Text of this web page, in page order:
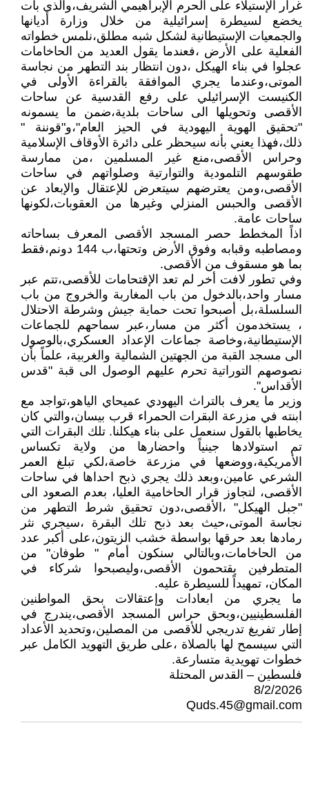
غرار الإستيلاء على الحرم الإبراهيمي الشريف،والذي بات
يخضع لسيطرة إسرائيلية من خلال وزارة أديانها
والجمعيات الإستيطانية لشكل شبه مطلق،نلمس خطواته
الفعلية على الأرض ،فعندما يقول العديد من الحاخامات
عجلوا في بناء الهيكل ،دون انتظار بند التطهر من نجاسة
الموتى،وعندما يجري الموافقة بالقراءة الأولى في
الكنيست الإسرائيلي على رفع القدسية عن ساحات
الأقصى وتحويلها الى ساحات بلدية،ضمن ما يسمونه
"تحقيق الهوية اليهودية في الحيز العام"،و"قوننة "
ذلك،فهذا يعني بأنه سيحظر على دائرة الأوقاف الإسلامية
وحراس الأقصى،منع غير المسلمين ،من ممارسة
طقوسهم التلمودية والتوارتية وصلواتهم في ساحات
الأقصى،ومن يعترضهم سيتعرض للإعتقال والإبعاد عن
الأقصى والحبس المنزلي وغيرها من العقوبات،لكونها
ساحات عامة.
اذاً المخطط حصر المسجد الأقصى المعرف بساحاته
ومصاطبه وقبابه وفوق الأرض وتحتها،ب 144 دونم،فقط
بما هو مسقوف من الأقصى.
وفي تطور لافت أخر لم تعد الإقتحامات للأقصى،تتم عبر
مسار واحد،بالدخول من باب المغاربة والخروج من باب
السلسلة،بل أصبحوا تحت حماية جيش وشرطة الاحتلال
، يستخدمون أكثر من مسار،عبر سماحهم للجماعات
الإستيطانية،وخاصة جماعات الإعداد العسكري،بالوصول
الى مسجد القبة من الجهتين الشمالية والغربية، علماً بأن
نصوصهم التوراتية تحرم عليهم الوصول الى قبة "قدس
الأقداس".
وزير ما يعرف بالتراث اليهودي عميحاي الياهو،تواجد مع
ابنته في مزرعة البقرات الحمراء قرب بيسان،والتي كان
يخاطبها بالقول سنعمل على بناء هيكلنا. تلك البقرات التي
تم استولادها جينياً واحضارها من ولاية تكساس
الأمريكية،ووضعها في مزرعة خاصة،لكي تبلغ العمر
الشرعي عامين،وبعد ذلك يجري ذبح احداها في ساحات
الأقصى، لتجاوز قرار الحاخامية العليا، بعدم الصعود الى
"جبل الهيكل" ،الأقصى،دون تحقيق شرط التطهر من
نجاسة الموتى،حيث بعد ذبح تلك البقرة ،سيجري نثر
رمادها بعد حرقها بواسطة خشب الزيتون،على أكبر عدد
من الحاخامات،وبالتالي سنكون أمام " طوفان" من
المتطرفين يقتحمون الأقصى،وليصبحوا شركاء في
المكان، تمهيداً للسيطرة عليه.
ما يجري من ابعادات وإعتقالات بحق المواطنين
الفلسطينيين،وبحق حراس المسجد الأقصى،يندرج في
إطار تفريغ تدريجي للأقصى من المصلين،وتحديد الأعداد
التي سيسمح لها بالصلاة ،على طريق التهويد الكامل عبر
خطوات تهويدية متسارعة.
فلسطين – القدس المحتلة
8/2/2026
Quds.45@gmail.com